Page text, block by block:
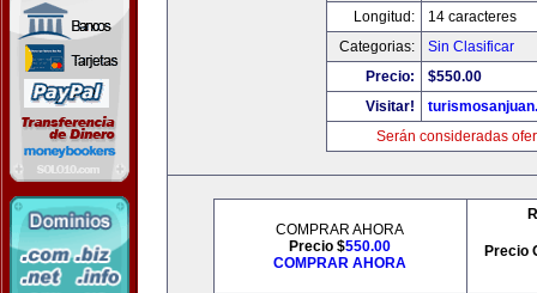
Longitud:
14 caracteres
Categorias:
Sin Clasificar
Precio:
$550.00
Visitar!
Serán consideradas
COMPRAR AHORA
Precio $550.00
COMPRAR AHORA
Precio